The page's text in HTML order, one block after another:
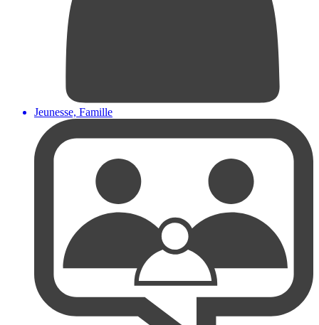
Jeunesse, Famille